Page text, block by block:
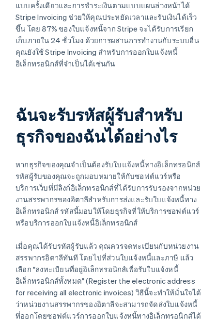
แบบครั้งเดียวและการชําระเงินตามแบบแผนล่วงหน้าได้
Stripe Invoicing ช่วยให้คุณประหยัดเวลาและรับเงินได้เร็ว
ขึ้น โดย 87% ของใบแจ้งหนี้จาก Stripe จะได้รับการเรียก
เก็บภายใน 24 ชั่วโมง ด้วยการผสานการทํางานกับระบบอื่น
คุณยังใช้ Stripe Invoicing สําหรับการออกใบแจ้งหนี้
อิเล็กทรอนิกส์ที่จำเป็นได้เช่นกัน
ฉันจะรับรหัสผู้รับสําหรับ
ธุรกิจของฉันได้อย่างไร
หากธุรกิจของคุณจำเป็นต้องรับใบแจ้งหนี้ทางอิเล็กทรอนิกส์
รหัสผู้รับของคุณจะถูกมอบหมายให้กับซอฟต์แวร์หรือ
บริการเว็บที่มีลิงก์อิเล็กทรอนิกส์ที่ได้รับการรับรองจากหน่วย
งานสรรพากรของอิตาลีสำหรับการส่งและรับใบแจ้งหนี้ทาง
อิเล็กทรอนิกส์ รหัสนี้มอบให้โดยธุรกิจที่ให้บริการซอฟต์แวร์
หรือบริการออกใบแจ้งหนี้อิเล็กทรอนิกส์
เมื่อคุณได้รับรหัสผู้รับแล้ว คุณควรจดทะเบียนกับหน่วยงาน
สรรพากรอิตาลีทันที โดยไปที่ส่วนใบแจ้งหนี้และภาษี แล้ว
เลือก "ลงทะเบียนที่อยู่อิเล็กทรอนิกส์เพื่อรับใบแจ้งหนี้
อิเล็กทรอนิกส์ทั้งหมด" (Register the electronic address
for receiving all electronic invoices) วิธีนี้จะทำให้มั่นใจได้
ว่าหน่วยงานสรรพากรของอิตาลีจะสามารถจัดส่งใบแจ้งหนี้
ที่ออกโดยซอฟต์แวร์การออกใบแจ้งหนี้ทางอิเล็กทรอนิกส์ได้